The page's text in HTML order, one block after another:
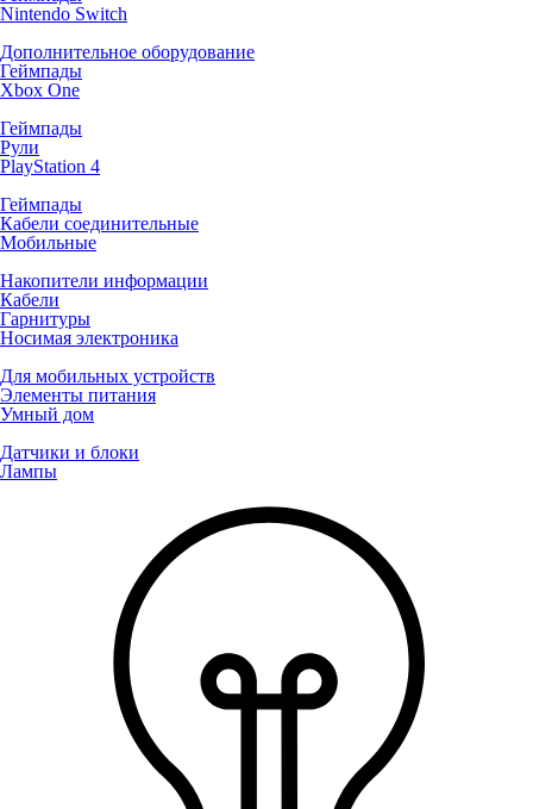
Nintendo Switch
Дополнительное оборудование
Геймпады
Xbox One
Геймпады
Рули
PlayStation 4
Геймпады
Кабели соединительные
Мобильные
Накопители информации
Кабели
Гарнитуры
Носимая электроника
Для мобильных устройств
Элементы питания
Умный дом
Датчики и блоки
Лампы